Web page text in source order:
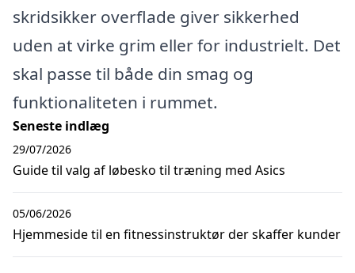
skridsikker overflade giver sikkerhed
uden at virke grim eller for industrielt. Det
skal passe til både din smag og
funktionaliteten i rummet.
Seneste indlæg
Guide til valg af løbesko til træning med Asics
29/07/2026
Hjemmeside til en fitnessinstruktør der skaffer kunder
05/06/2026